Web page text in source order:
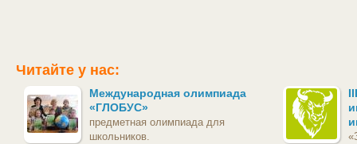
Читайте у нас:
Международная олимпиада
«ГЛОБУС»
предметная олимпиада для
школьников.